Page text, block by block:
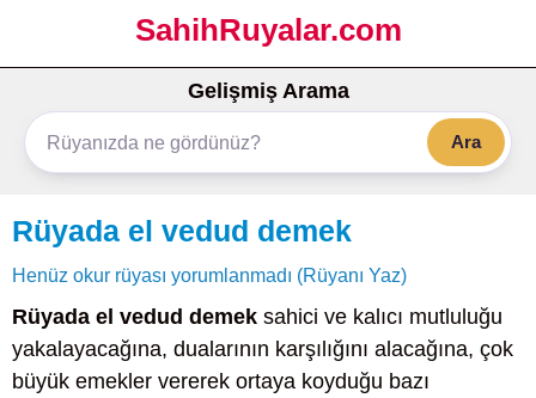
SahihRuyalar.com
Gelişmiş Arama
Ara
Rüyada el vedud demek
Henüz okur rüyası yorumlanmadı (Rüyanı Yaz)
Rüyada el vedud demek sahici ve kalıcı mutluluğu
yakalayacağına, dualarının karşılığını alacağına, çok
büyük emekler vererek ortaya koyduğu bazı